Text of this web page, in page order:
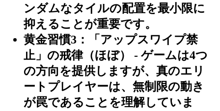
ンダムなタイルの配置を最小限に
抑えることが重要です。
黄金習慣3：「アップスワイプ禁
止」の戒律（ほぼ）
- ゲームは4つ
の方向を提供しますが、真のエリ
ートプレイヤーは、無制限の動き
が罠であることを理解していま